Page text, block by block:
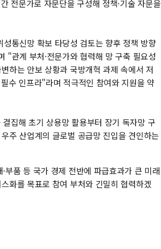
전문가로 자문단을 구성해 정책·기술 자문을
통신망 확보 타당성 검토는 향후 정책 방향
"관계 부처·전문가와 협력해 망 구축 필요성
하는 안보 상황과 국방개혁 과제 속에서 저
수 인프라"라며 적극적인 참여와 지원을 약
집해 초기 상용망 활용부터 장기 독자망 구
주 산업계의 글로벌 공급망 진입을 견인하는
부품 등 국가 경제 전반에 파급효과가 큰 미래
화를 목표로 참여 부처와 긴밀히 협력하겠